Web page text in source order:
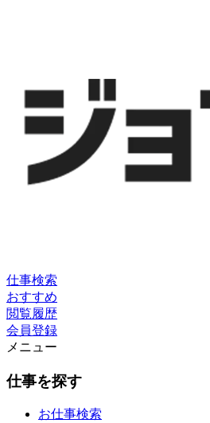
仕事検索
おすすめ
閲覧履歴
会員登録
メニュー
仕事を探す
お仕事検索